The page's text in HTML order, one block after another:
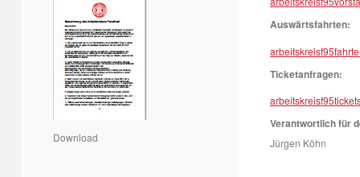
Download
Auswärtsfahrten:
Ticketanfragen:
Verantwortlich für
Jürgen Köhn